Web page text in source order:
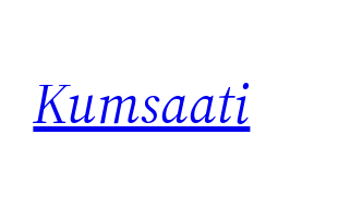
Kumsaati